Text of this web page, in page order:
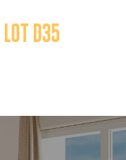
LOT D35